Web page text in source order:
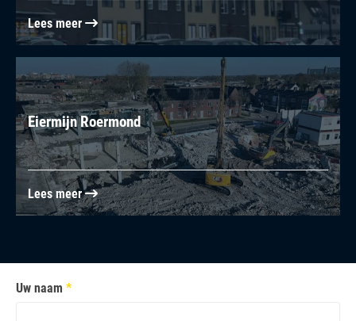
Categorie:
Totaalsloop
Locatie:
Nederweert
Lees meer
Eiermijn Roermond
Categorie:
TOTAALSLOOP
Locatie:
Roermond
Lees meer
Uw naam *